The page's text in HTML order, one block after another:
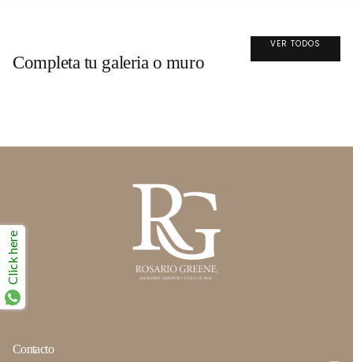
Completa tu galeria o muro
VER TODOS
Contacto
Click here